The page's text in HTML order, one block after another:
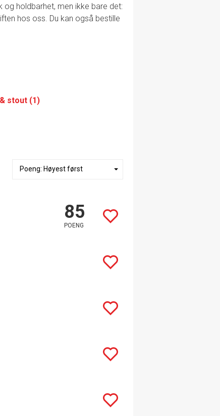
holdbarhet, men ikke bare det:
hos oss. Du kan også bestille
stout (1)
85
POENG